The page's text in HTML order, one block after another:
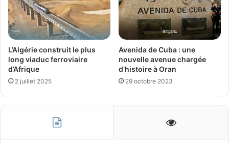
L’Algérie construit le plus
long viaduc ferroviaire
d’Afrique
2 juillet 2025
Avenida de Cuba : une
nouvelle avenue chargée
d’histoire à Oran
29 octobre 2023